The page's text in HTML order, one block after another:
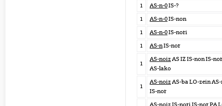
1
AS-n-0IS-?
1
AS-n-0IS-non
1
AS-n-0IS-nori
1
AS-nIS-nor
1
AS-noiz AS IZ IS-non IS-nor
AS-lako
1
AS-noiz AS-ba LO-zein
IS-nor
AS-noiz IS-nori IS-nor PA